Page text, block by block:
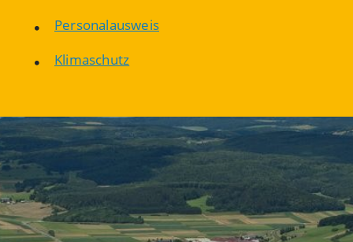
Personalausweis
Klimaschutz